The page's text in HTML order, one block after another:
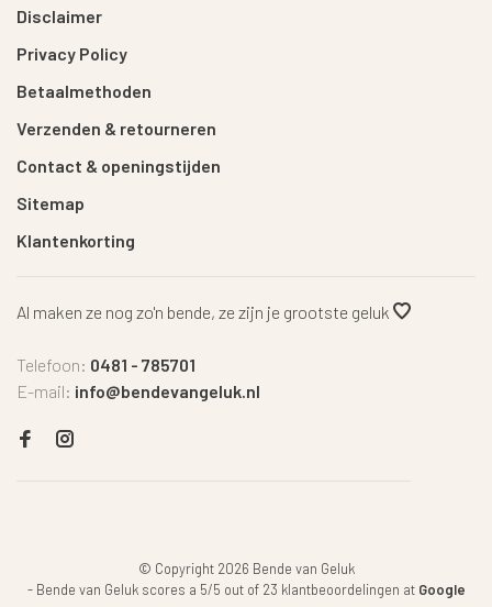
Disclaimer
Privacy Policy
Betaalmethoden
Verzenden & retourneren
Contact & openingstijden
Sitemap
Klantenkorting
Al maken ze nog zo'n bende, ze zijn je grootste geluk
Telefoon: 0481 - 785701
E-mail: info@bendevangeluk.nl
© Copyright 2026 Bende van Geluk
- Bende van Geluk scores a 5/5 out of 23 klantbeoordelingen at Google